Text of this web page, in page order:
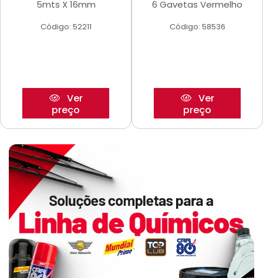
5mts X 16mm
Código: 52211
Ver
preço
6 Gavetas Vermelho
Código: 58536
Ver
preço